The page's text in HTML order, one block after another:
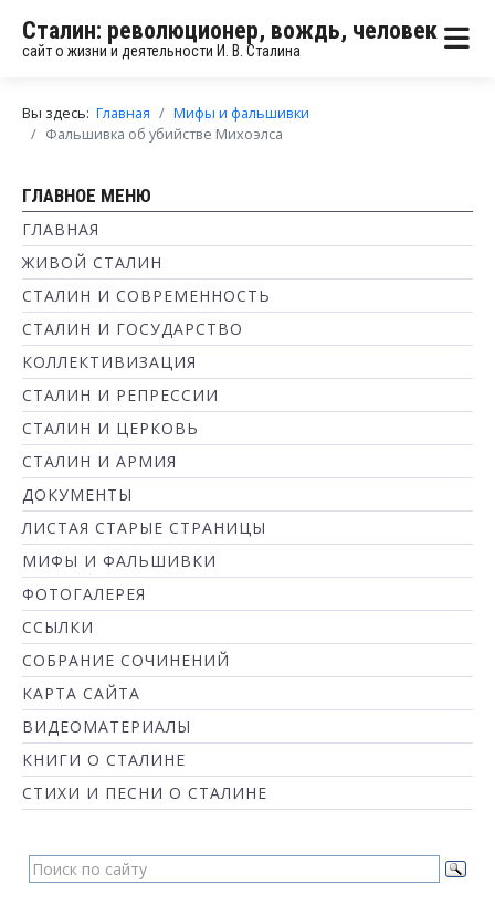
Сталин: революционер, вождь, человек
сайт о жизни и деятельности И. В. Сталина
Вы здесь: Главная
Мифы и фальшивки
Фальшивка об убийстве Михоэлса
ГЛАВНОЕ МЕНЮ
ГЛАВНАЯ
ЖИВОЙ СТАЛИН
СТАЛИН И СОВРЕМЕННОСТЬ
СТАЛИН И ГОСУДАРСТВО
КОЛЛЕКТИВИЗАЦИЯ
СТАЛИН И РЕПРЕССИИ
СТАЛИН И ЦЕРКОВЬ
СТАЛИН И АРМИЯ
ДОКУМЕНТЫ
ЛИСТАЯ СТАРЫЕ СТРАНИЦЫ
МИФЫ И ФАЛЬШИВКИ
ФОТОГАЛЕРЕЯ
ССЫЛКИ
СОБРАНИЕ СОЧИНЕНИЙ
КАРТА САЙТА
ВИДЕОМАТЕРИАЛЫ
КНИГИ О СТАЛИНЕ
СТИХИ И ПЕСНИ О СТАЛИНЕ